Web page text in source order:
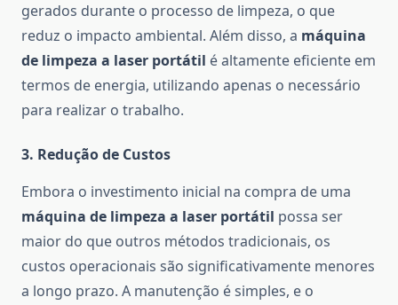
gerados durante o processo de limpeza, o que
reduz o impacto ambiental. Além disso, a máquina
de limpeza a laser portátil é altamente eficiente em
termos de energia, utilizando apenas o necessário
para realizar o trabalho.
3. Redução de Custos
Embora o investimento inicial na compra de uma
máquina de limpeza a laser portátil possa ser
maior do que outros métodos tradicionais, os
custos operacionais são significativamente menores
a longo prazo. A manutenção é simples, e o